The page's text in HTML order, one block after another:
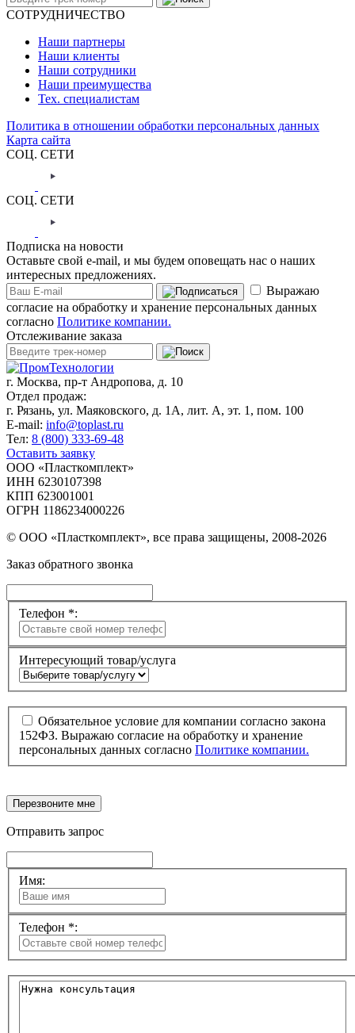
СОТРУДНИЧЕСТВО
Наши партнеры
Наши клиенты
Наши сотрудники
Наши преимущества
Тех. специалистам
Политика в отношении обработки персональных данных
Карта сайта
СОЦ. СЕТИ
СОЦ. СЕТИ
Подписка на новости
Оставьте свой e-mail, и мы будем оповещать нас о наших
интересных предложениях.
Выражаю
согласие на обработку и хранение персональных данных
согласно Политике компании.
Отслеживание заказа
г. Москва, пр-т Андропова, д. 10
Отдел продаж:
г. Рязань, ул. Маяковского, д. 1А, лит. А, эт. 1, пом. 100
E-mail: info@toplast.ru
Тел: 8 (800) 333-69-48
Оставить заявку
ООО «Пласткомплект»
ИНН 6230107398
КПП 623001001
ОГРН 1186234000226
© ООО «Пласткомплект», все права защищены, 2008-2026
Заказ обратного звонка
Телефон *:
Интересующий товар/услуга
Обязательное условие для компании согласно закона
152ФЗ. Выражаю согласие на обработку и хранение
персональных данных согласно Политике компании.
Перезвоните мне
Отправить запрос
Имя:
Телефон *: